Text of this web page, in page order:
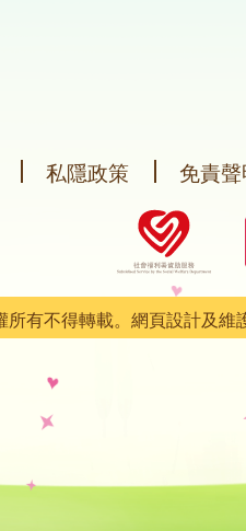
私隱政策 免責聲
有不得轉載。網頁設計及維